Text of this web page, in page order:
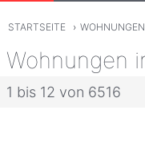
STARTSEITE › WOHNUNGEN
Wohnungen
1 bis 12 von 6516